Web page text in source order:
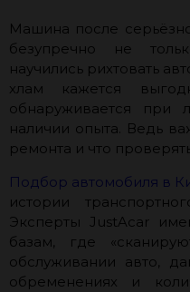
Машина после
безупречно не
научились рихтовать
хлам кажется
обнаруживается при
наличии опыта. Ведь
ремонта и что
Подбор автомобиля в
истории
Эксперты JustAcar
базам, где
обслуживании авто,
обременениях и